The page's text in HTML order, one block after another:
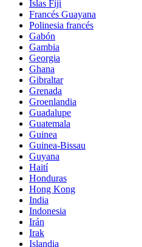
Islas Fiji
Francés Guayana
Polinesia francés
Gabón
Gambia
Georgia
Ghana
Gibraltar
Grenada
Groenlandia
Guadalupe
Guatemala
Guinea
Guinea-Bissau
Guyana
Haití
Honduras
Hong Kong
India
Indonesia
Irán
Irak
Islandia